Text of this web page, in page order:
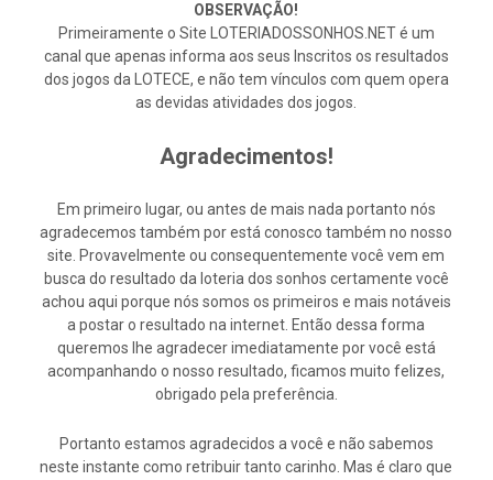
OBSERVAÇÃO!
Primeiramente o Site LOTERIADOSSONHOS.NET é um
canal que apenas informa aos seus Inscritos os resultados
dos jogos da LOTECE, e não tem vínculos com quem opera
as devidas atividades dos jogos.
Agradecimentos!
Em primeiro lugar, ou antes de mais nada portanto nós
agradecemos também por está conosco também no nosso
site. Provavelmente ou consequentemente você vem em
busca do resultado da loteria dos sonhos certamente você
achou aqui porque nós somos os primeiros e mais notáveis
a postar o resultado na internet. Então dessa forma
queremos lhe agradecer imediatamente por você está
acompanhando o nosso resultado, ficamos muito felizes,
obrigado pela preferência.
Portanto estamos agradecidos a você e não sabemos
neste instante como retribuir tanto carinho. Mas é claro que